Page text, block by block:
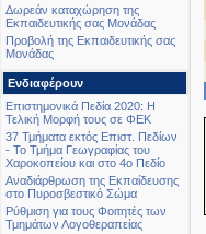
Δωρεάν καταχώρηση της
Εκπαιδευτικής σας Μονάδας
Προβολή της Εκπαιδευτικής σας
Μονάδας
Ενδιαφέρουν
Επιστημονικά Πεδία 2020: Η
Τελική Μορφή τους σε ΦΕΚ
37 Τμήματα εκτός Επιστ. Πεδίων
- Το Τμήμα Γεωγραφίας του
Χαροκοπείου και στο 4ο Πεδίο
Αναδιάρθρωση της Εκπαίδευσης
στο Πυροσβεστικό Σώμα
Ρύθμιση για τους Φοιτητές των
Τμημάτων Λογοθεραπείας